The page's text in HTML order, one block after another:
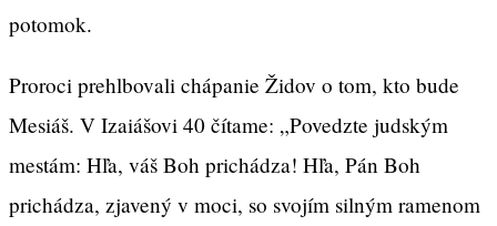
potomok.
Proroci prehlbovali chápanie Židov o tom, kto bude
Mesiáš. V Izaiášovi 40 čítame: „Povedzte judským
mestám: Hľa, váš Boh prichádza! Hľa, Pán Boh
prichádza, zjavený v moci, so svojím silným ramenom